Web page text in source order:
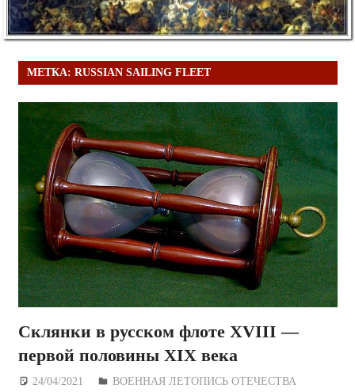
МЕТКА: RUSSIAN SAILING FLEET
Склянки в русском флоте XVIII —
первой половины XIX века
24/04/2021 Дежурный по Редакции
ВОЕННАЯ ЛЕТОПИСЬ ОТЕЧЕСТВА